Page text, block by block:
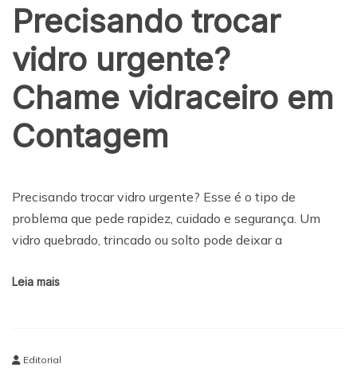
Precisando trocar
vidro urgente?
Chame vidraceiro em
Contagem
Precisando trocar vidro urgente? Esse é o tipo de
problema que pede rapidez, cuidado e segurança. Um
vidro quebrado, trincado ou solto pode deixar a
Leia mais
Editorial